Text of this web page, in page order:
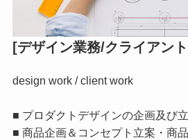
[デザイン業務/クライアン
design work / client work
■ プロダクトデザインの企画及び
■ 商品企画＆コンセプト立案・商